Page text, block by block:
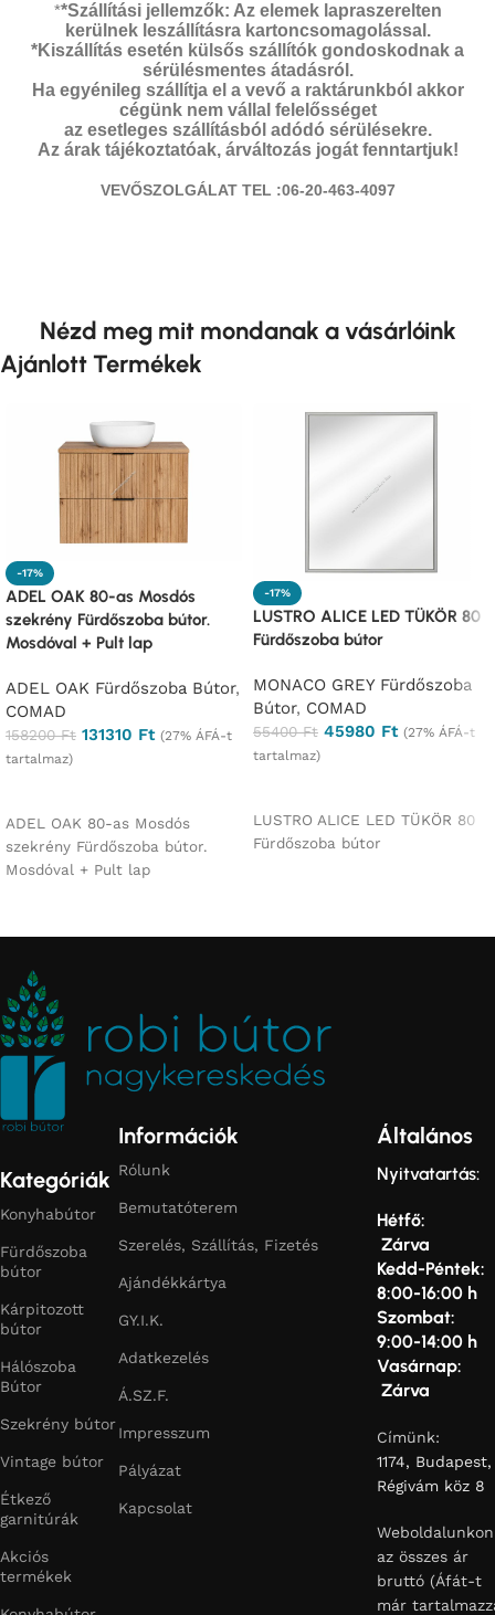
**Szállítási jellemzők: Az elemek lapraszerelten
kerülnek leszállításra kartoncsomagolással.
*Kiszállítás esetén külsős szállítók gondoskodnak a
sérülésmentes átadásról.
Ha egyénileg szállítja el a vevő a raktárunkból akkor
cégünk nem vállal felelősséget
az esetleges szállításból adódó sérülésekre.
Az árak tájékoztatóak, árváltozás jogát fenntartjuk!
VEVŐSZOLGÁLAT TEL :06-20-463-4097
Nézd meg mit mondanak a vásárlóink
Ajánlott Termékek
-17%
ADEL OAK 80-as Mosdós
szekrény Fürdőszoba bútor.
Mosdóval + Pult lap
ADEL OAK Fürdőszoba Bútor,
COMAD
158200Ft 131310 Ft (27% ÁFÁ-t
tartalmaz)
ADEL OAK 80-as Mosdós
szekrény Fürdőszoba bútor.
Mosdóval + Pult lap
-17%
LUSTRO ALICE LED TÜKÖR 80
Fürdőszoba bútor
MONACO GREY Fürdőszoba
Bútor, COMAD
55400Ft 45980 Ft (27% ÁFÁ-t
tartalmaz)
LUSTRO ALICE LED TÜKÖR 80
Fürdőszoba bútor
Kategóriák
Konyhabútor
Fürdőszoba
bútor
Kárpitozott
bútor
Hálószoba
Bútor
Szekrény bútor
Vintage bútor
Étkező
garnitúrák
Akciós
termékek
Információk
Rólunk
Bemutatóterem
Szerelés, Szállítás, Fizetés
Ajándékkártya
GY.I.K.
Adatkezelés
Á.SZ.F.
Impresszum
Pályázat
Kapcsolat
Általános
Nyitvatartás:
Hétfő:
Zárva
Kedd-Péntek:
8:00-16:00 h
Szombat:
9:00-14:00 h
Vasárnap:
Zárva
Címünk:
1174, Budapest,
Régivám köz 8
Weboldalunkon
az összes ár
bruttó (Áfát-t
már